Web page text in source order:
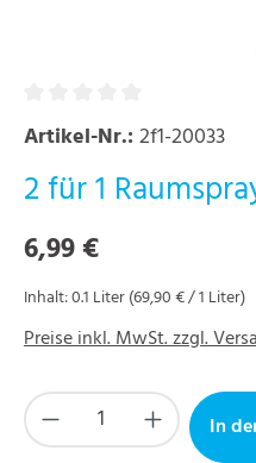
Artikel-Nr.: 2f1-20033
2 für 1
Regulärer Preis:
6,99 €
Inhalt:0.1 Liter(69,90 € / 1 Liter)
Preise inkl. MwSt. zzgl.
Produkt Anzahl: In